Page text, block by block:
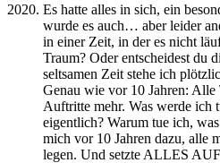
Es hatte alles in sich, ein
wurde es auch… aber leider
in einer Zeit, in der es nicht
Traum? Oder entscheidest du
seltsamen Zeit stehe ich
Genau wie vor 10 Jahren: Alle
Auftritte mehr. Was werde ich
eigentlich? Warum tue ich,
mich vor 10 Jahren dazu, alle
legen. Und setzte ALLES